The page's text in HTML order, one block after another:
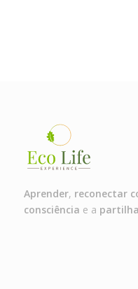
Aprender, reconectar
consciência e a partilha